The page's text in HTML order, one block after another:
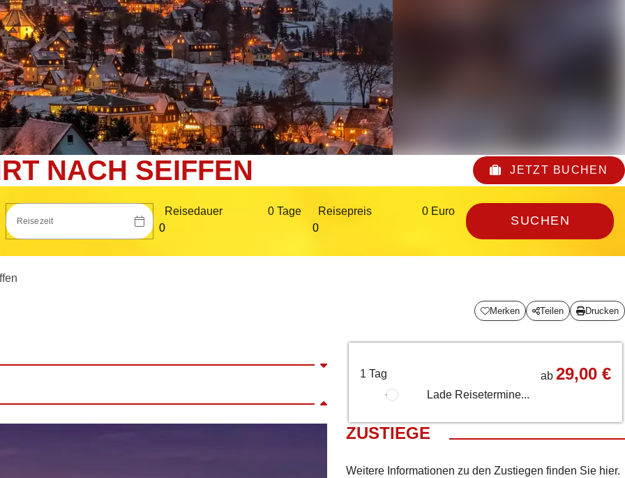
NACH SEIFFEN JETZT BUCHEN
Reisezeit
Reisedauer 0 Tage Reisepreis 0 Euro
SUCHEN
Merken Teilen Drucken
1 Tag ab 29,00 €
Lade Reisetermine...
ZUSTIEGE
Weitere Informationen zu den Zustiegen finden Sie hier.